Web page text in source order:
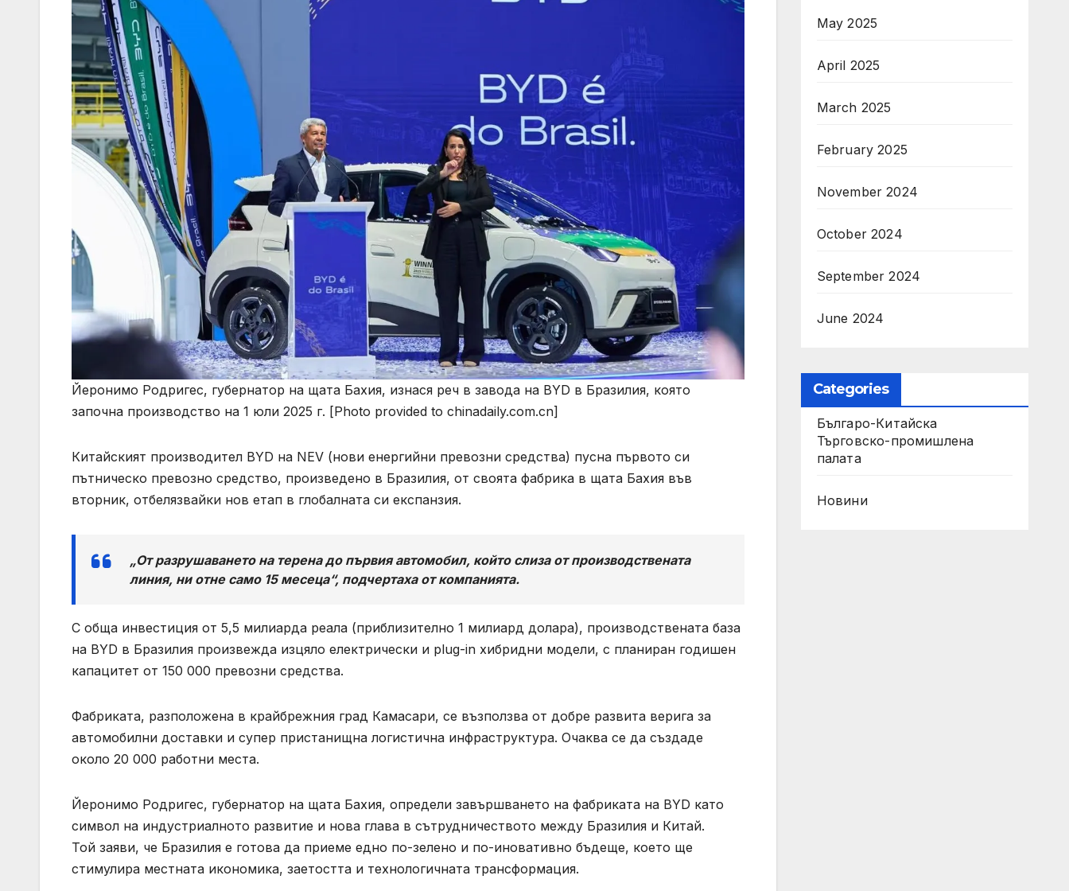
Йеронимо Родригес, губернатор на щата Бахия, изнася реч в завода на BYD в Бразилия, която
започна производство на 1 юли 2025 г. [Photo provided to chinadaily.com.cn]
Китайският производител BYD на NEV (нови енергийни превозни средства) пусна първото си
пътническо превозно средство, произведено в Бразилия, от своята фабрика в щата Бахия във
вторник, отбелязвайки нов етап в глобалната си експанзия.
„От разрушаването на терена до първия автомобил, който слиза от производствената
линия, ни отне само 15 месеца“, подчертаха от компанията.
С обща инвестиция от 5,5 милиарда реала (приблизително 1 милиард долара), производствената база
на BYD в Бразилия произвежда изцяло електрически и plug-in хибридни модели, с планиран годишен
капацитет от 150 000 превозни средства.
Фабриката, разположена в крайбрежния град Камасари, се възползва от добре развита верига за
автомобилни доставки и супер пристанищна логистична инфраструктура. Очаква се да създаде
около 20 000 работни места.
Йеронимо Родригес, губернатор на щата Бахия, определи завършването на фабриката на BYD като
символ на индустриалното развитие и нова глава в сътрудничеството между Бразилия и Китай.
Той заяви, че Бразилия е готова да приеме едно по-зелено и по-иновативно бъдеще, което ще
стимулира местната икономика, заетостта и технологичната трансформация.
May 2025
April 2025
March 2025
February 2025
November 2024
October 2024
September 2024
June 2024
Categories
Българо-Китайска
Търговско-промишлена
палaта
Новини